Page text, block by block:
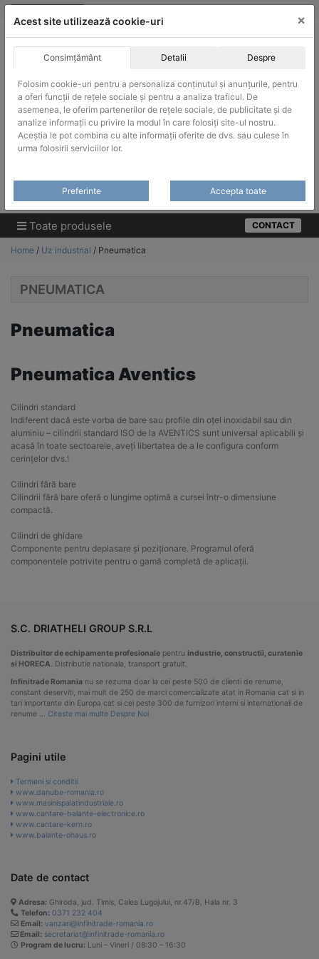
Skip
ACHIZITII PUBLICE
Produsele pot fi achizitionate si in sistemul SEAP / SICAP
Products
Toate produsele CONTACT
Home / Uz industrial / Pneumatica
PNEUMATICA
Pneumatica
Pneumatica Aventics
Cilindri standard
Indiferent dacă este vorba de bare sau profile din oțel inoxidabil sau din
aluminiu – cilindrii standard ISO de la AVENTICS sunt universal aplicabili și
acasă în toate sectoarele, aveți libertatea de a le configura conform
cerințelor dvs.!
Cilindri fără bare
Cilindrii fără bare oferă o lungime optimă a cursei într-o dimensiune
compactă.
Cilindri de ghidare
Componente pentru deplasare și poziționare. Programul oferă
componentele potrivite pentru o gamă completă de aplicații.
S.C. DRIATHELI GROUP S.R.L
Distribuitor de echipamente profesionale pentru industrie, constructii, curatenie
si HORECA. Distributie nationala, transport gratuit.
Infinitrade Romania nu se rezuma doar la cei peste 500 de clienti de renume,
constant deserviti, mai mult de 250 de marci comercializate atat in Romania cat si in
tari importante din Europa cat si cei peste 300 de furnizori interni si internationali de
renume … Citeste mai multe Despre Noi
Pagini utile
Termeni si conditii
www.danube-romania.ro
www.masinispalatindustriale.ro
www.cantare-balante-electronice.ro
www.cantare-kern.ro
www.balante-ohaus.ro
Date de contact
Adresa: Ghiroda, jud. Timis, Calea Lugojului, nr.47/B, Hala nr. 3
Telefon: 0371 232 404
Email: vanzari@infinitrade-romania.ro
Email: secretariat@infinitrade-romania.ro
Program de lucru: Luni – Vineri / 08:30 – 16:30
Acest site utilizează cookie-uri ×
Consimțământ Detalii Despre
Folosim cookie-uri pentru a personaliza conținutul și anunțurile, pentru
a oferi funcții de rețele sociale și pentru a analiza traficul. De
asemenea, le oferim partenerilor de rețele sociale, de publicitate și de
analize informații cu privire la modul în care folosiți site-ul nostru.
Aceștia le pot combina cu alte informații oferite de dvs. sau culese în
urma folosirii serviciilor lor.
Preferinte Accepta toate